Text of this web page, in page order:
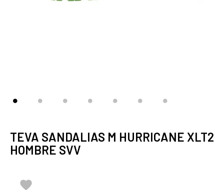
TEVA SANDALIAS M HURRICANE XLT2
HOMBRE SVV
